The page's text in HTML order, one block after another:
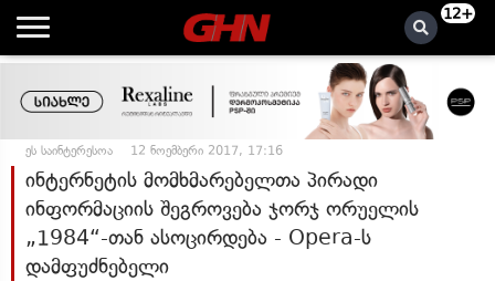
12+
ეს საინტერესოა 12 ნოემბერი 2017, 17:16
ინტერნეტის მომხმარებელთა პირადი
ინფორმაციის შეგროვება ჯორჯ ორუელის
„1984“-თან ასოცირდება - Opera-ს
დამფუძნებელი